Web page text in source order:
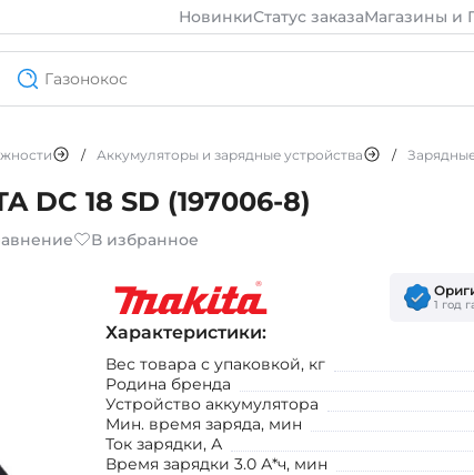
НовинкиСтатус заказаМагазины и
/ Аккумуляторы и зарядные устройства /
DC 18 SD (197006-8)
В избранное
1 год
Характеристики:
Вес товара с упаковкой, кг
Родина бренда
Устройство аккумулятора
Мин. время заряда, мин
Ток зарядки, А
Время зарядки 3.0 А*ч, мин